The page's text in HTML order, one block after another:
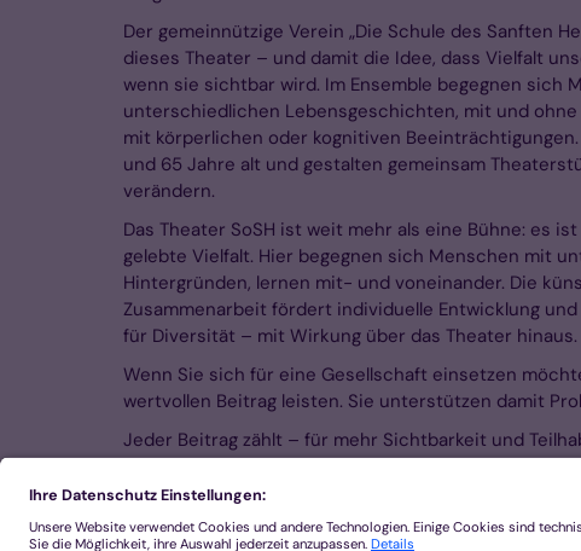
Der gemeinnützige Verein „Die Schule des Sanften
dieses Theater – und damit die Idee, dass Vielfalt
wenn sie sichtbar wird. Im Ensemble begegnen sich
unterschiedlichen Lebensgeschichten, mit und
mit körperlichen oder kognitiven Beeinträchtigungen.
und 65 Jahre alt und gestalten gemeinsam
verändern.
Das Theater SoSH ist weit mehr als eine Bühne: es
gelebte Vielfalt. Hier begegnen sich Menschen mit
Hintergründen, lernen mit- und voneinander. Die
Zusammenarbeit fördert individuelle Entwicklung
für Diversität – mit Wirkung über das Theater hinaus.
Wenn Sie sich für eine Gesellschaft einsetzen
wertvollen Beitrag leisten. Sie unterstützen damit
Jeder Beitrag zählt – für mehr Sichtbarkeit und
Hier können Sie spenden